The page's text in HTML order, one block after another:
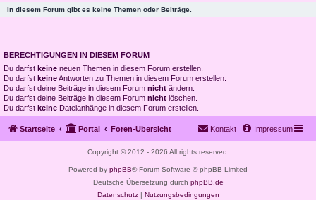
In diesem Forum gibt es keine Themen oder Beiträge.
BERECHTIGUNGEN IN DIESEM FORUM
Du darfst keine neuen Themen in diesem Forum erstellen.
Du darfst keineAntworten zu Themen in diesem Forum erstellen.
Du darfst deine Beiträge in diesem Forum nicht ändern.
Du darfst deine Beiträge in diesem Forum nicht löschen.
Du darfst keine Dateianhänge in diesem Forum erstellen.
Startseite Portal Foren-Übersicht Impressum
Kontakt
Copyright © 2012 - 2026 All rights reserved.
Powered by phpBB® Forum Software © phpBB Limited
Deutsche Übersetzung durch phpBB.de
Datenschutz| Nutzungsbedingungen